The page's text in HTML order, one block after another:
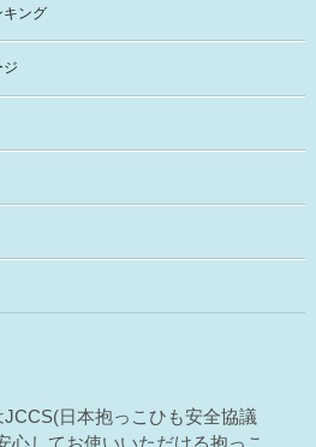
キング
ジ
日本抱っこひも安全協議